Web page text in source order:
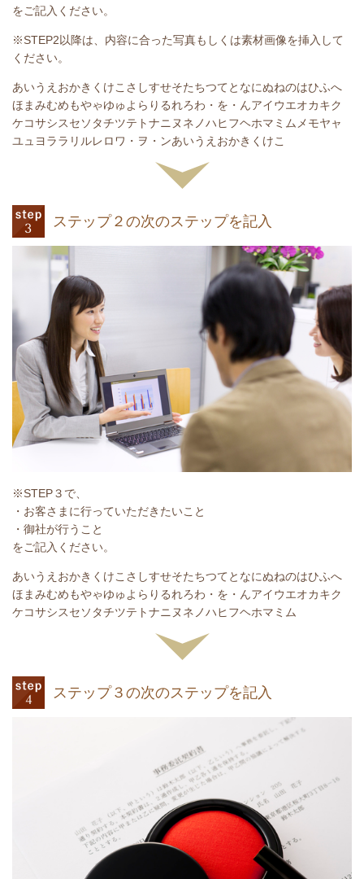
をご記入ください。
※STEP2以降は、内容に合った写真もしくは素材画像を挿入して
ください。
あいうえおかきくけこさしすせそたちつてとなにぬねのはひふへ
ほまみむめもやゃゆゅよらりるれろわ・を・んアイウエオカキク
ケコサシスセソタチツテトナニヌネノハヒフヘホマミムメモヤャ
ユュヨララリルレロワ・ヲ・ンあいうえおかきくけこ
ステップ２の次のステップを記入
※STEP３で、
・お客さまに行っていただきたいこと
・御社が行うこと
をご記入ください。
あいうえおかきくけこさしすせそたちつてとなにぬねのはひふへ
ほまみむめもやゃゆゅよらりるれろわ・を・んアイウエオカキク
ケコサシスセソタチツテトナニヌネノハヒフヘホマミム
ステップ３の次のステップを記入